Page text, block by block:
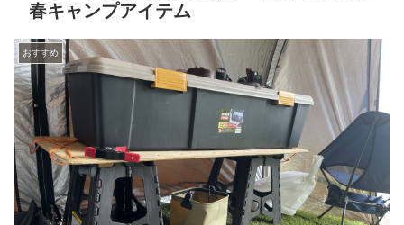
春キャンプアイテム
おすすめ